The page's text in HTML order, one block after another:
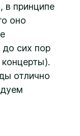
в принципе
оно
до сих пор
отлично